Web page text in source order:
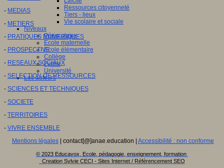
Ressources citoyenneté
Tiers - lieux
Vie scolaire et sociale
Niveaux
Périscolaire
Ecole maternelle
Ecole élémentaire
Collège
Lycée
Université
Les auteurs
- MEDIAS
- METIERS
- PRATIQUES NUMERIQUES
- PROSPECTIVE
- RESEAUX SOCIAUX
- SELECTION DE RESSOURCES
- SCIENCES ET TECHNIQUES
- SOCIETE
- TERRITOIRES
- VIVRE ENSEMBLE
Mentions légales| contact[@]anae.education | Accessibilité : non conforme
© 2023 Educavox, Ecole, pédagogie, enseignement, formation
Creation Sylvie CECI - Sites Internet / Référencement SEO